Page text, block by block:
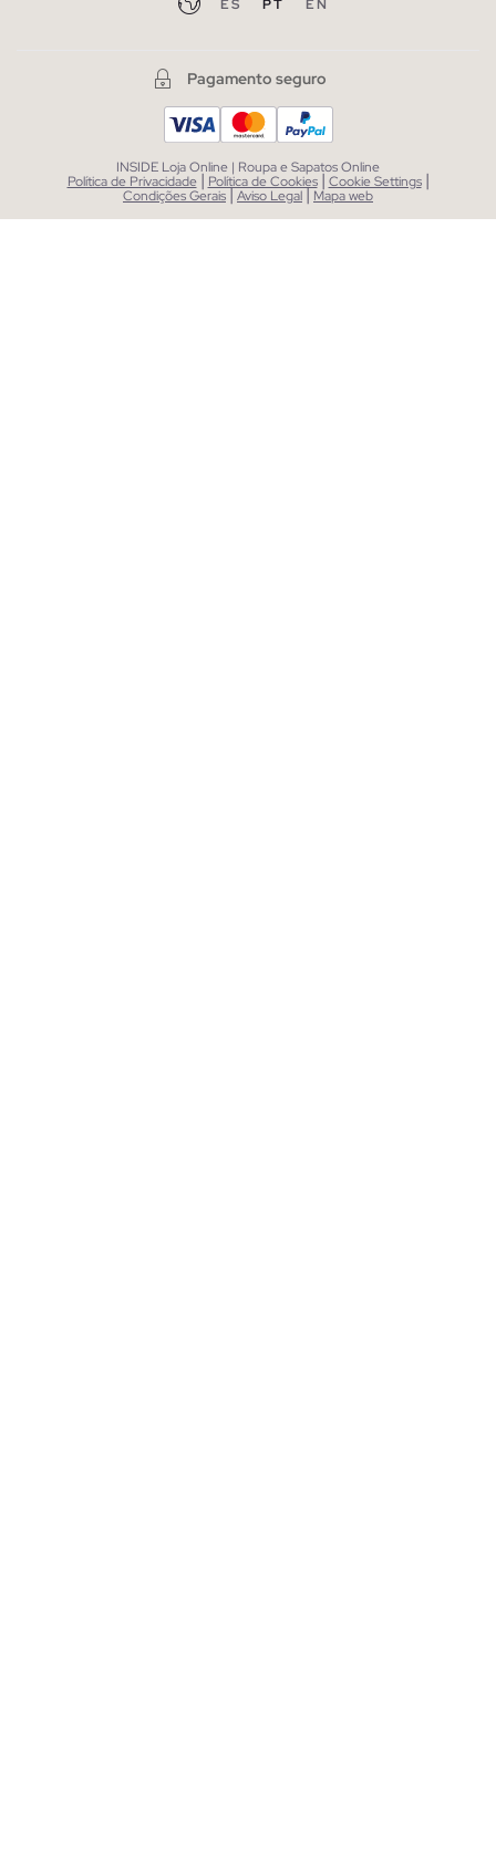
ES PT EN
Pagamento seguro
INSIDE Loja Online | Roupa e Sapatos Online
Política de Privacidade | Política de Cookies | Cookie Settings |
Condições Gerais|Aviso Legal| Mapa web